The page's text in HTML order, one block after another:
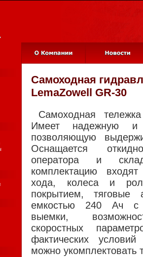
Самоходная
LemaZowell GR-30
Самоходная
Имеет надежную и
позволяющую
Оснащается
оператора и
комплектацию
хода, колеса и
покрытием, тяговые
емкостью 240 Ач с
выемки,
скоростных
фактических
можно укомплектовать